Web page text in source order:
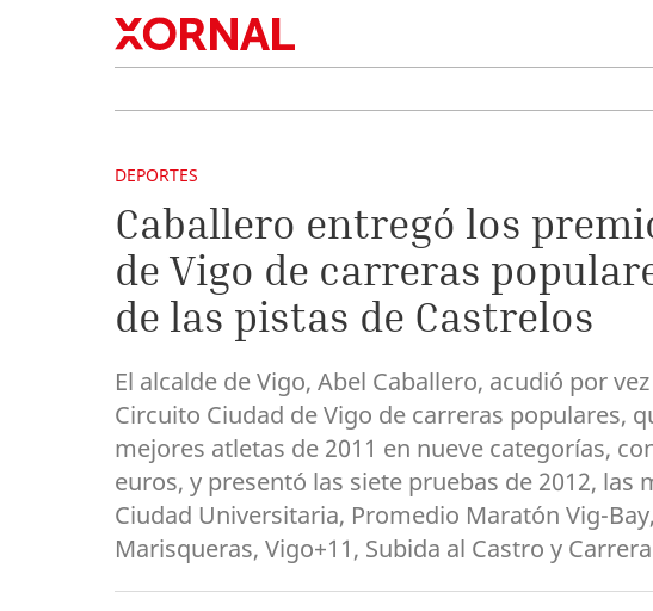
DEPORTES
Caballero entregó los
de Vigo de carreras
de las pistas de Castrelos
El alcalde de Vigo, Abel Caballero, acudió por
Circuito Ciudad de Vigo de carreras populares,
mejores atletas de 2011 en nueve categorías,
euros, y presentó las siete pruebas de 2012,
Ciudad Universitaria, Promedio Maratón Vig-
Marisqueras, Vigo+11, Subida al Castro y